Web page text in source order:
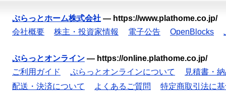
ぷらっとホーム株式会社 — https://www.plathome.co.jp/
会社概要
株主・投資家情報 電子公告 OpenBlocks
ぷらっとオンライン — https://online.plathome.co.jp/
ご利用ガイド
ぷらっとオンラインについて
見積書・
配送・決済について
よくあるご質問
特定商取引法に